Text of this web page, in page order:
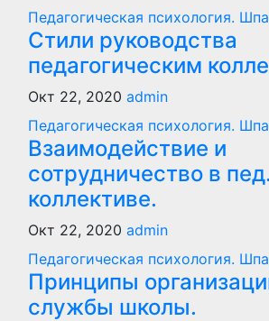
Педагогическая психология.
Стили руководства
педагогическим
Окт 22, 2020 admin
Педагогическая психология.
Взаимодействие и
сотрудничество в пед.
коллективе.
Окт 22, 2020 admin
Педагогическая психология.
Принципы
службы школы.